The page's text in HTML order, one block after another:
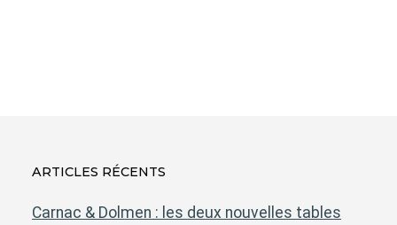
ARTICLES RÉCENTS
Carnac & Dolmen : les deux nouvelles tables